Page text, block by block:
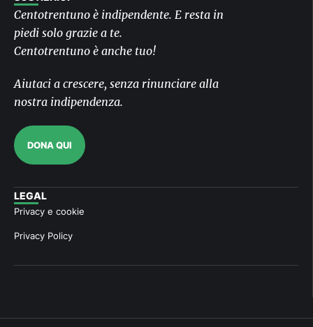
Centotrentuno è indipendente. E resta in
piedi solo grazie a te.
Centotrentuno è anche tuo!
Aiutaci a crescere, senza rinunciare alla
nostra indipendenza.
DONA QUI
LEGAL
Privacy e cookie
Privacy Policy